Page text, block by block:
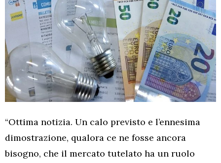
“Ottima notizia. Un calo previsto e l’ennesima
dimostrazione, qualora ce ne fosse ancora
bisogno, che il mercato tutelato ha un ruolo